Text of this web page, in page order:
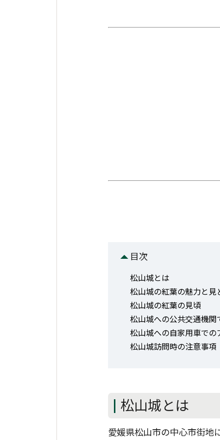
目次
松山城とは
松山城の紅葉の魅力と見
松山城の紅葉の見頃
松山城への公共交通機関
松山城への自家用車での
松山城訪問時の注意事項
松山城とは
愛媛県松山市の中心市街地